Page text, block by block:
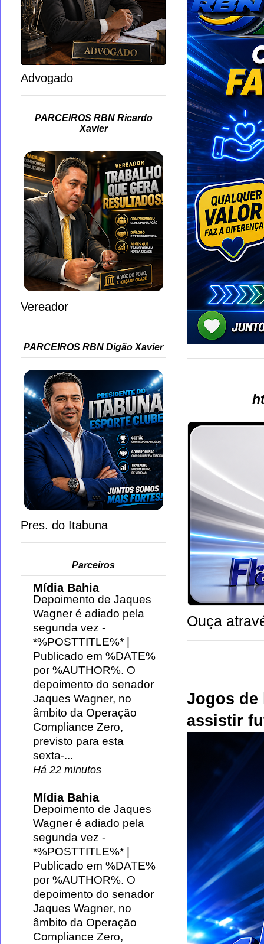
Ouça
Jogos de
assistir
Advogado
PARCEIROS RBN Ricardo
Xavier
Vereador
PARCEIROS RBN Digão Xavier
Pres. do Itabuna
Parceiros
Mídia Bahia
Depoimento de Jaques
Wagner é adiado pela
segunda vez -
*%POSTTITLE%* |
Publicado em %DATE%
por %AUTHOR%. O
depoimento do senador
Jaques Wagner, no
âmbito da Operação
Compliance Zero,
previsto para esta
sexta-...
Há 22 minutos
Mídia Bahia
Depoimento de Jaques
Wagner é adiado pela
segunda vez -
*%POSTTITLE%* |
Publicado em %DATE%
por %AUTHOR%. O
depoimento do senador
Jaques Wagner, no
âmbito da Operação
Compliance Zero,